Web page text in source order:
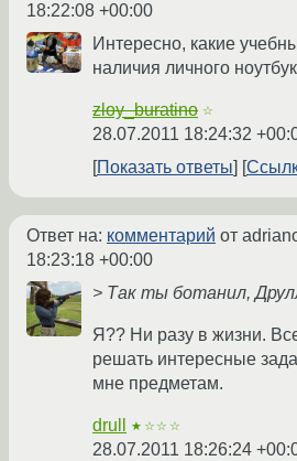
18:22:08 +00:00
Интересно, какие
наличия личного
zloy_buratino ☆
28.07.2011 18:24:32
Показать ответы
Ответ на: комментарий от
18:23:18 +00:00
> Так ты ботанил,
Я?? Ни разу в жизни.
решать интересные
мне предметам.
drull ★☆☆☆
28.07.2011 18:26:24